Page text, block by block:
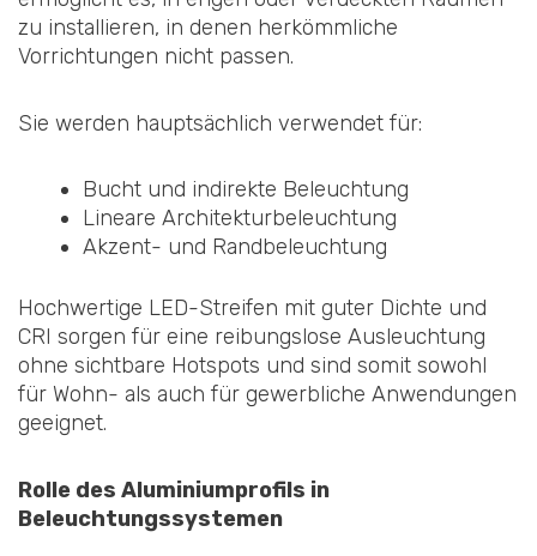
zu installieren, in denen herkömmliche
Vorrichtungen nicht passen.
Sie werden hauptsächlich verwendet für:
Bucht und indirekte Beleuchtung
Lineare Architekturbeleuchtung
Akzent- und Randbeleuchtung
Hochwertige LED-Streifen mit guter Dichte und
CRI sorgen für eine reibungslose Ausleuchtung
ohne sichtbare Hotspots und sind somit sowohl
für Wohn- als auch für gewerbliche Anwendungen
geeignet.
Rolle des Aluminiumprofils in
Beleuchtungssystemen